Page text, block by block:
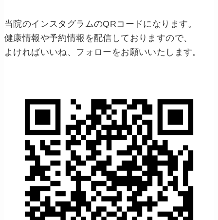
当院のインスタグラムのQRコードになります。
健康情報や予約情報を配信しておりますので、
よければいいね、フォローをお願いいたします。